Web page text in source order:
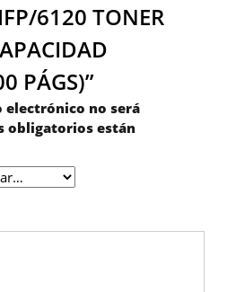
6120 TONER
PÁGS)”
electrónico no será
obligatorios están